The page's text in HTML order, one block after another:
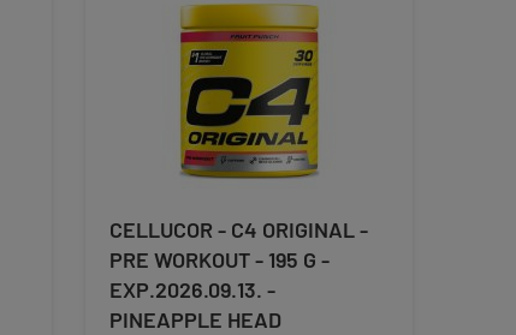
CELLUCOR - C4 ORIGINAL -
PRE WORKOUT - 195 G -
EXP.2026.09.13. -
PINEAPPLE HEAD